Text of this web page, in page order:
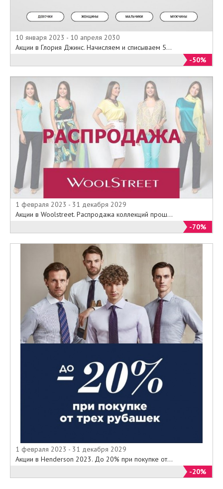
10 января 2023 - 10 апреля 2030
Акции в Глория Джинс. Начисляем и списываем 5...
-50%
1 февраля 2023 - 31 декабря 2029
Акции в Woolstreet. Распродажа коллекций прош...
-70%
1 февраля 2023 - 31 декабря 2029
Акции в Henderson 2023. До 20% при покупке от...
-20%